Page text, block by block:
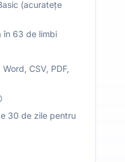
(acuratețe
în 63 de limbi
CSV, PDF,
30 de zile pentru